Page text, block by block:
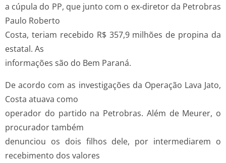
a cúpula do PP, que junto com o ex-diretor da Petrobras
Paulo Roberto
Costa, teriam recebido R$ 357,9 milhões de propina da
estatal. As
informações são do Bem Paraná.
De acordo com as investigações da Operação Lava Jato,
Costa atuava como
operador do partido na Petrobras. Além de Meurer, o
procurador também
denunciou os dois filhos dele, por intermediarem o
recebimento dos valores